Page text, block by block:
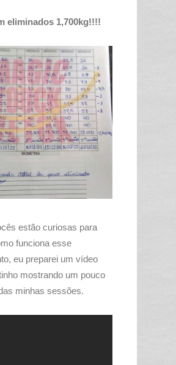
eliminados 1,700kg!!!!
estão curiosas para
funciona esse
eu preparei um vídeo
mostrando um pouco
minhas sessões.